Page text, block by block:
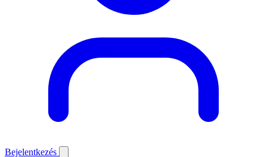
Bejelentkezés